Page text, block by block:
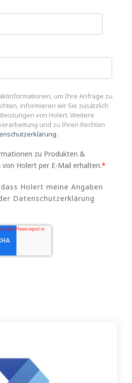
um Ihre Anfrage zu
informieren wir Sie zusätzlich
von Holert. Weitere
und zu Ihren Rechten
zu Produkten &
Holert per E-Mail erhalten.*
Holert meine Angaben
Datenschutzerklärung